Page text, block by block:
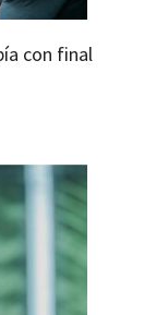
con final